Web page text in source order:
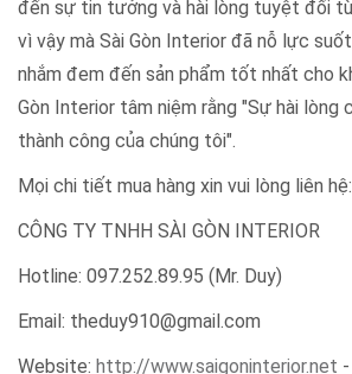
Email: theduy910@gmail.com
Website:http://www.saigoninterior.net
interior.com
Địa chỉ: 519 Huỳnh Thị Hai, Kp.3, P.Tân
Tp.Hồ Chí Minh
DỰ ÁN KHÁC: